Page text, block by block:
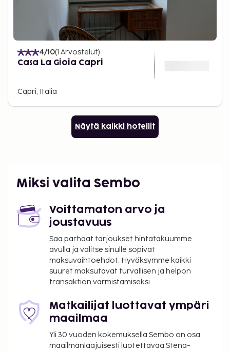
4/10(1 Arvostelut)
Casa La Gioia Capri
Capri, Italia
Näytä kaikki hotellit
Miksi valita Sembo
Voittamaton arvo ja
joustavuus
Saa parhaat tarjoukset hintatakuumme
avulla ja valitse sinulle sopivat
maksuvaihtoehdot. Hyväksymme kaikki
suuret maksutavat turvallisen ja helpon
transaktion varmistamiseksi.
Matkailijat luottavat ympäri
maailmaa
Yli 30 vuoden kokemuksella Sembo on osa
maailmanlaajuisesti luotettavaa Stena-